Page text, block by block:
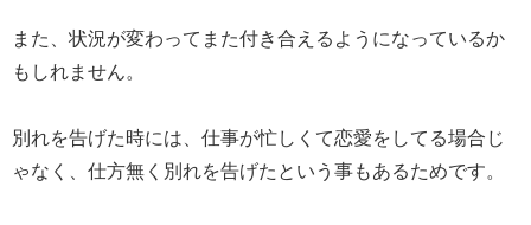
また、状況が変わってまた付き合えるようになっているか
もしれません。
別れを告げた時には、仕事が忙しくて恋愛をしてる場合じ
ゃなく、仕方無く別れを告げたという事もあるためです。